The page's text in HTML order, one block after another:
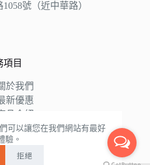
可以讓您在我們網站有最好
驗。
拒絕
號（近中華路）
項目
於我們
新優惠
品介紹
墊知識
評推薦
聯絡我們